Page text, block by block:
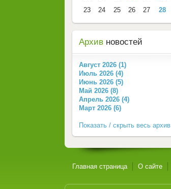
23
24 25 26 27 28
Архив новостей
Август 2026 (1)
Июль 2026 (4)
Июнь 2026 (5)
Май 2026 (8)
Апрель 2026 (4)
Март 2026 (6)
Показать / скрыть весь архив
Главная страница О сайте